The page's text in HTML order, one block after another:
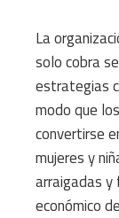
La
solo cobra
estrategias
modo que
convertirse
mujeres y
arraigadas
económico